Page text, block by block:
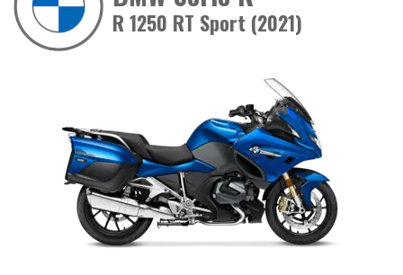
R 1250 RT Sport (2021)